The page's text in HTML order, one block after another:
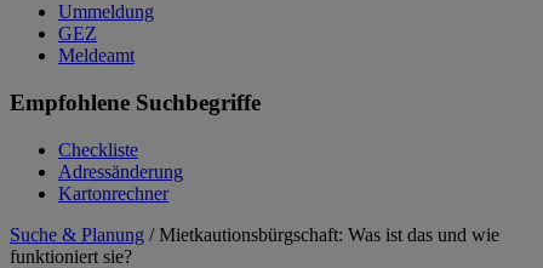
Ummeldung
GEZ
Meldeamt
Empfohlene Suchbegriffe
Checkliste
Adressänderung
Kartonrechner
Suche & Planung / Mietkautionsbürgschaft: Was ist das und wie
funktioniert sie?